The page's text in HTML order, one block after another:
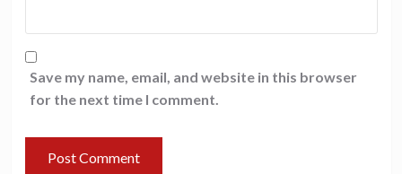
Save my name, email, and website in this browser
for the next time I comment.